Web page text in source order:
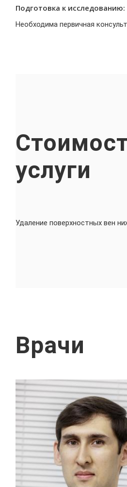
Подготовка к исследованию:
Необходима первичная
услуги
Удаление поверхностных вен
Врачи